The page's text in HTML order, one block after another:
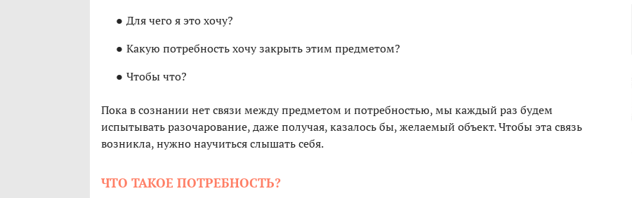
Для чего я это хочу?
Какую потребность хочу закрыть этим предметом?
Чтобы что?
Пока в сознании нет связи между предметом и потребностью, мы каждый раз будем
испытывать разочарование, даже получая, казалось бы, желаемый объект. Чтобы эта связь
возникла, нужно научиться слышать себя.
ЧТО ТАКОЕ ПОТРЕБНОСТЬ?